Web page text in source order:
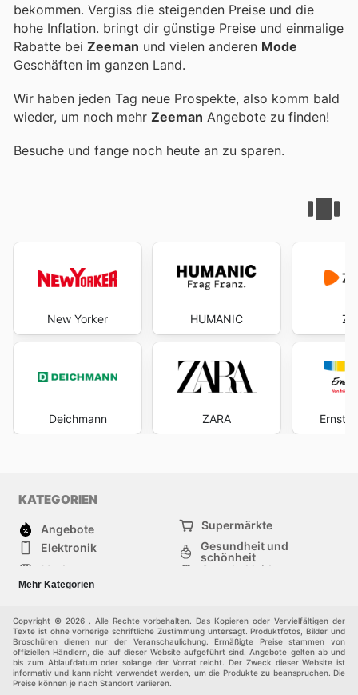
bekommen. Vergiss die steigenden Preise und die
hohe Inflation. bringt dir günstige Preise und einmalige
Rabatte bei Zeeman und vielen anderen Mode
Geschäften im ganzen Land.
Wir haben jeden Tag neue Prospekte, also komm bald
wieder, um noch mehr Zeeman Angebote zu finden!
Besuche und fange noch heute an zu sparen.
New Yorker
Deichmann
HUMANIC
ZARA
KATEGORIEN
Angebote
Supermärkte
Elektronik
Gesundheit und
schönheit
Mode
Sportbekleidung
Baumarkt
Mehr Kategorien
Copyright © 2026 . Alle Rechte vorbehalten. Das Kopieren oder Vervielfältigen der
Texte ist ohne vorherige schriftliche Zustimmung untersagt. Produktfotos, Bilder und
Broschüren dienen nur der Veranschaulichung. Ermäßigte Preise stammen von
offiziellen Händlern, die auf dieser Website aufgeführt sind. Angebote gelten ab und
bis zum Ablaufdatum oder solange der Vorrat reicht. Der Zweck dieser Website ist
informativ und kann nicht verwendet werden, um die Produkte zu beanspruchen. Die
Preise können je nach Standort variieren.